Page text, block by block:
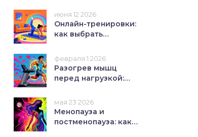
простуд и инфекций
июня 12 2026
Онлайн-тренировки:
как выбрать
получить реальный
результат
февраля 1 2026
Разогрев мышц
перед нагрузкой:
обязательно для
профилактики травм
мая 23 2026
Менопауза и
постменопауза: как